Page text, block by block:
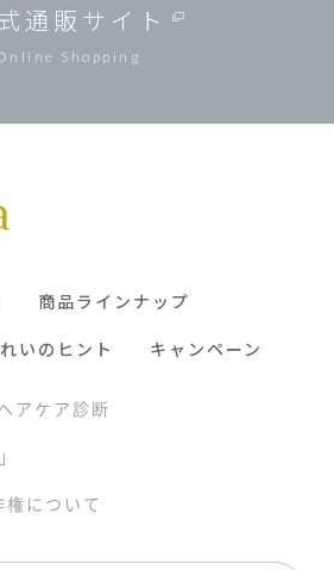
通販サイト
Shopping
商品ラインナップ
いのヒント キャンペーン
アケア診断
権について